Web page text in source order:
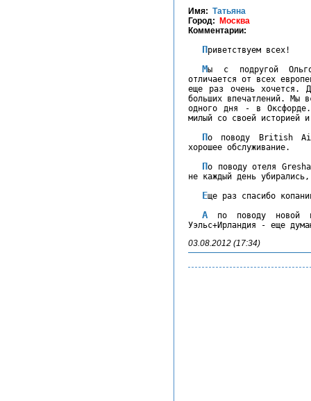
Имя: Татьяна
Город: Москва
Комментарии:
Приветствуем всех!
Мы с подругой Ольгой слетали в отпуск отлично! Лондон
отличается от всех
еще раз очень хочется.
больших впечатлений. Мы
одного дня - в
милый со своей историей
По поводу British Airways - отличный полет, без задержек,
хорошее обслуживание.
По поводу отеля Gresham 3* - оценка "хорошо", не очень чисто и
не каждый день
Еще раз спасибо
А по поводу новой поездки по программе Англия-Шотландия-
Уэльс+Ирландия - еще
03.08.2012 (17:34)